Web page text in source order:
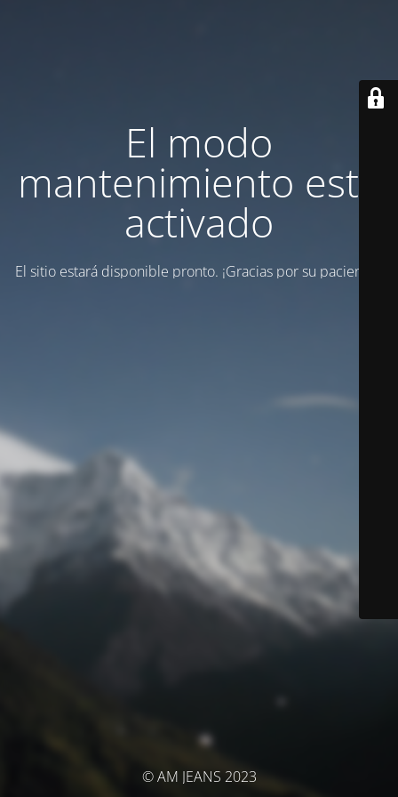
El modo
mantenimiento está
activado
El sitio estará disponible pronto. ¡Gracias por su paciencia!
© AM JEANS 2023